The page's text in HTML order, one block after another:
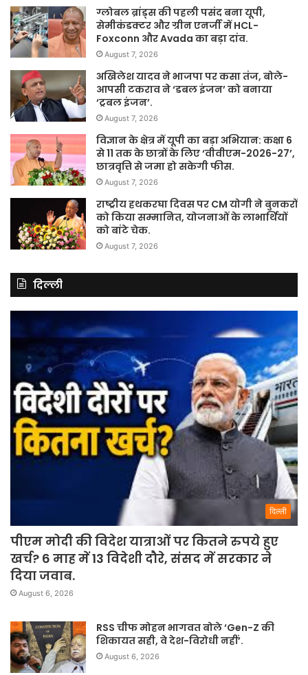
ग्लोबल ब्रांड्स की पहली पसंद बना यूपी,
सेमीकंडक्टर और ग्रीन एनर्जी में HCL-
Foxconn और Avada का बड़ा दांव.
August 7, 2026
अखिलेश यादव ने भाजपा पर कसा तंज, बोले-
आपसी टकराव ने ‘डबल इंजन’ को बनाया
‘ट्रबल इंजन’.
August 7, 2026
विज्ञान के क्षेत्र में यूपी का बड़ा अभियान: कक्षा 6
से 11 तक के छात्रों के लिए ‘वीवीएम-2026-27’,
छात्रवृत्ति से जमा हो सकेगी फीस.
August 7, 2026
राष्ट्रीय हथकरघा दिवस पर CM योगी ने बुनकरों
को किया सम्मानित, योजनाओं के लाभार्थियों
को बांटे चेक.
August 7, 2026
दिल्ली
दिल्ली
पीएम मोदी की विदेश यात्राओं पर कितने रुपये हुए
खर्च? 6 माह में 13 विदेशी दौरे, संसद में सरकार ने
दिया जवाब.
August 6, 2026
RSS चीफ मोहन भागवत बोले ‘Gen-Z की
शिकायत सही, वे देश-विरोधी नहीं’.
August 6, 2026